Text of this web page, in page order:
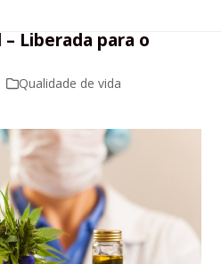
Liberada para o
Qualidade de vida